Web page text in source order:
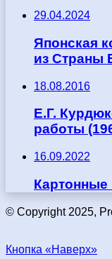
29.04.2024
Японская
из Страны
18.08.2016
Е.Г.
работы
16.09.2022
Картонные
© Copyright 2025,
Кнопка «Наверх»